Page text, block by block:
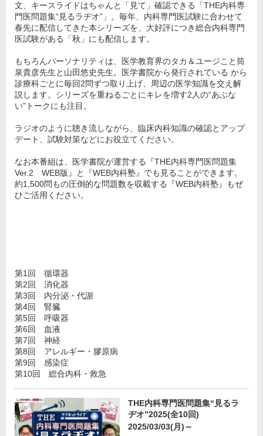
文、キースライドはちゃんと「見て」確認できる「THE内科専
門医問題集“見るラヂオ”」。毎年、内科専門医試験に合わせて
春先に配信してきた本シリーズを、大好評につき総合内科専門
医試験がある「秋」にも配信します。
もちろんパーソナリティは、医学教育界のタカ＆ユージこと筒
泉貴彦先生と山田悠史先生。医学書院から発行されている から
診療科ごとに毎回2問ずつ取り上げ、周辺の医学知識を交え解
説します。シリーズを重ねるごとにキレを増す2人の“あぶな
い”トークにも注目。
ラジオのように聴き流しながら、臨床内科知識の確認とアップ
デート、試験対策などにお役立てください。
なお本番組は、医学書院が運営する『THE内科専門医問題集
Ver.2 WEB版』と『WEB内科塾』でも見ることができます。
約1,500問もの圧倒的な問題数を収載する『WEB内科塾』もぜ
ひご活用ください。
第1回 循環器
第2回 消化器
第3回 内分泌・代謝
第4回 腎臓
第5回 呼吸器
第6回 血液
第7回 神経
第8回 アレルギー・膠原病
第9回 感染症
第10回 総合内科・救急
THE内科専門医問題集“見るラ
ヂオ”2025(全10回)
2025/03/03(月)～